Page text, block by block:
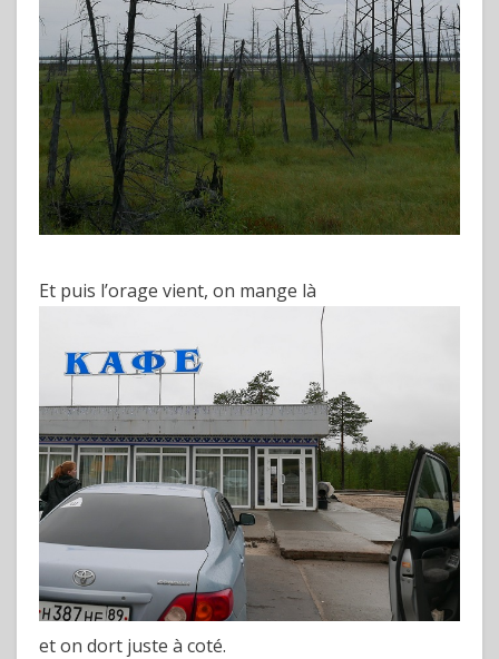
Et puis l’orage vient, on mange là
et on dort juste à coté.